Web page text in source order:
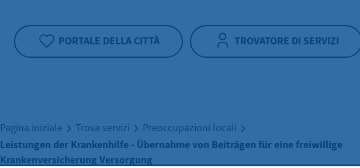
PORTALE DELLA CITTÀ TROVATORE DI SERVIZI
Pagina iniziale Trova servizi Preoccupazioni locali
Leistungen der Krankenhilfe - Übernahme von Beiträgen für eine freiwillige
Krankenversicherung Versorgung